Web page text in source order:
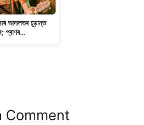
আদালতৰ চূড়ান্ত
প্ৰাণৰ…
Comment